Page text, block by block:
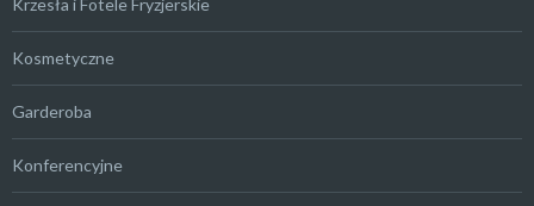
Kosmetyczne
Garderoba
Konferencyjne